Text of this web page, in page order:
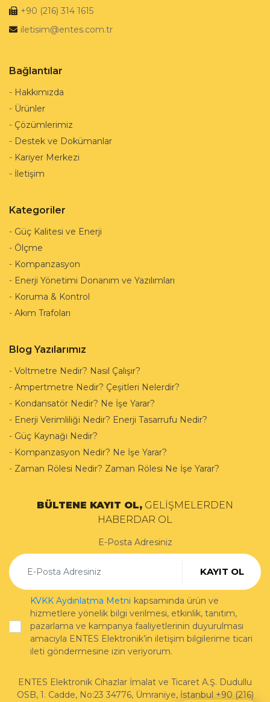
+90 (216) 314 1615
iletisim@entes.com.tr
Bağlantılar
- Hakkımızda
- Ürünler
- Çözümlerimiz
- Destek ve Dokümanlar
- Kariyer Merkezi
- İletişim
Kategoriler
- Güç Kalitesi ve Enerji
- Ölçme
- Kompanzasyon
- Enerji Yönetimi Donanım ve Yazılımları
- Koruma & Kontrol
- Akım Trafoları
Blog Yazılarımız
- Voltmetre Nedir? Nasıl Çalışır?
- Ampertmetre Nedir? Çeşitleri Nelerdir?
- Kondansatör Nedir? Ne İşe Yarar?
- Enerji Verimliliği Nedir? Enerji Tasarrufu Nedir?
- Güç Kaynağı Nedir?
- Kompanzasyon Nedir? Ne İşe Yarar?
- Zaman Rölesi Nedir? Zaman Rölesi Ne İşe Yarar?
BÜLTENE KAYIT OL, GELİŞMELERDEN
HABERDAR OL
E-Posta Adresiniz
KAYIT OL
KVKK Aydınlatma Metni kapsamında ürün ve
hizmetlere yönelik bilgi verilmesi, etkinlik, tanıtım,
pazarlama ve kampanya faaliyetlerinin duyurulması
amacıyla ENTES Elektronik’in iletişim bilgilerime ticari
ileti göndermesine izin veriyorum.
ENTES Elektronik Cihazlar İmalat ve Ticaret A.Ş. Dudullu
OSB, 1. Cadde, No:23 34776, Ümraniye, İstanbul +90 (216)